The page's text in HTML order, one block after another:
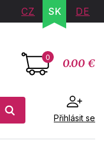
CZ SK DE
0 0.00 €
Přihlásit se